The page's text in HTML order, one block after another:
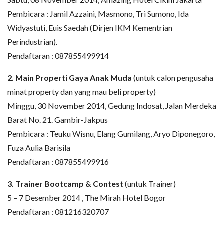
Pembicara : Jamil Azzaini, Masmono, Tri Sumono, Ida
Widyastuti, Euis Saedah (Dirjen IKM Kementrian
Perindustrian).
Pendaftaran : 087855499914
2. Main Properti Gaya Anak Muda (untuk calon pengusaha
minat property dan yang mau beli property)
Minggu, 30 November 2014, Gedung Indosat, Jalan Merdeka
Barat No. 21. Gambir-Jakpus
Pembicara : Teuku Wisnu, Elang Gumilang, Aryo Diponegoro,
Fuza Aulia Barisila
Pendaftaran : 087855499916
3. Trainer Bootcamp & Contest (untuk Trainer)
5 – 7 Desember 2014 , The Mirah Hotel Bogor
Pendaftaran : 081216320707